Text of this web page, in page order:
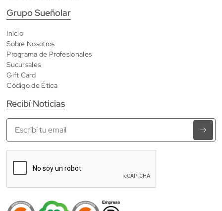
Grupo Sueñolar
Inicio
Sobre Nosotros
Programa de Profesionales
Sucursales
Gift Card
Código de Ética
Recibí Noticias